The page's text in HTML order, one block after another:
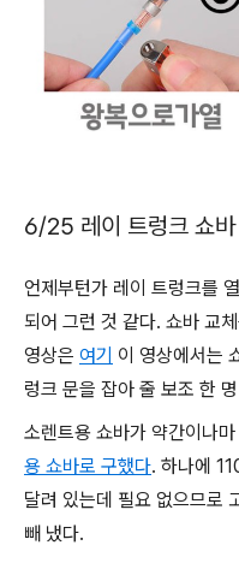
6/25 레이 트렁크 쇼바
언제부턴가 레이 트렁크를
되어 그런 것 같다. 쇼바 교
영상은 여기 이 영상에서는
렁크 문을 잡아 줄 보조 한
소렌트용 쇼바가 약간이나
용 쇼바로 구했다. 하나에
달려 있는데 필요 없으므로
빼 냈다.